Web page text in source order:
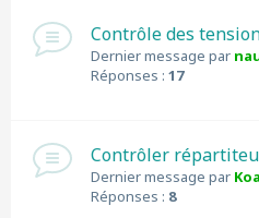
Contrôle des
Dernier message par
Réponses : 17
Contrôler
Dernier message par
Réponses : 8